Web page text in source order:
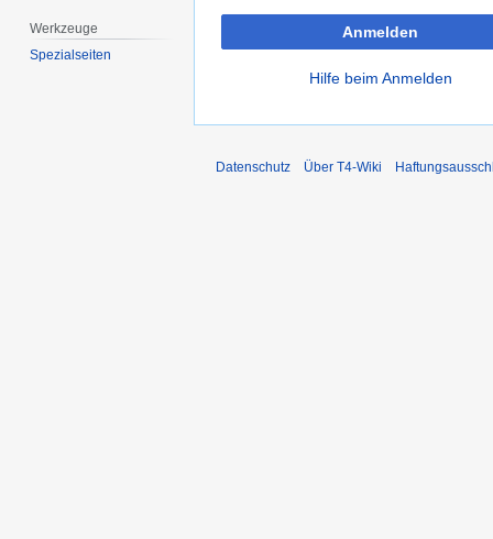
Anmelden
Hilfe beim Anmelden
Werkzeuge
Spezialseiten
Datenschutz Über T4-Wiki